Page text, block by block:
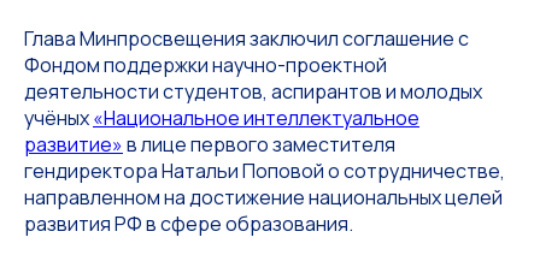
Глава Минпросвещения заключил соглашение с
Фондом поддержки научно-проектной
деятельности студентов, аспирантов и молодых
учёных«Национальное интеллектуальное
развитие»в лице первого заместителя
гендиректора Натальи Поповой о сотрудничестве,
направленном на достижение национальных целей
развития РФ в сфере образования.